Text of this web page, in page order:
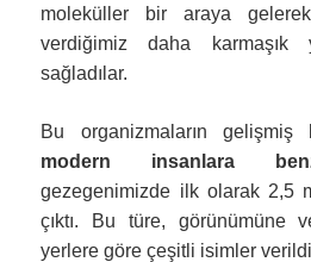
moleküller bir araya
verdiğimiz daha karmaşık
sağladılar.
Bu organizmaların
modern insanlara
gezegenimizde ilk olarak 2,5
çıktı. Bu türe, görünümüne
yerlere göre çeşitli isimler